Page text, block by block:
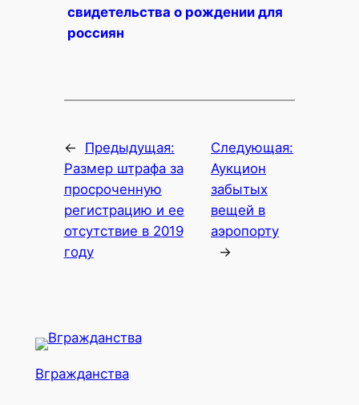
свидетельства о рождении для
россиян
←
Предыдущая:
Размер штрафа за
просроченную
регистрацию и ее
отсутствие в 2019
году
Следующая:
Аукцион
забытых
вещей в
аэропорту
→
Вгражданства